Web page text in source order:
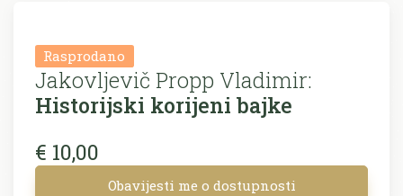
Rasprodano
Jakovljevič Propp Vladimir:
Historijski korijeni bajke
€ 10,00
Obavijesti me o dostupnosti